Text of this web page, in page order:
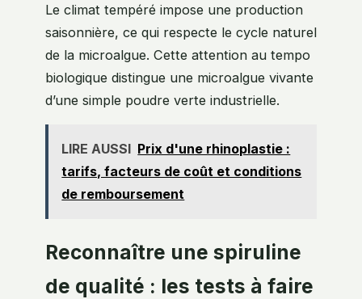
Le climat tempéré impose une production
saisonnière, ce qui respecte le cycle naturel
de la microalgue. Cette attention au tempo
biologique distingue une microalgue vivante
d’une simple poudre verte industrielle.
LIRE AUSSI Prix d'une rhinoplastie :
tarifs, facteurs de coût et conditions
de remboursement
Reconnaître une spiruline
de qualité : les tests à faire